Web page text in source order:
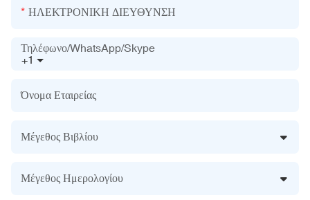
ΗΛΕΚΤΡΟΝΙΚΗ ΔΙΕΥΘΥΝΣΗ
+1
Τηλέφωνο/WhatsApp/Skype
Όνομα Εταιρείας
Μέγεθος Βιβλίου
Μέγεθος Ημερολογίου